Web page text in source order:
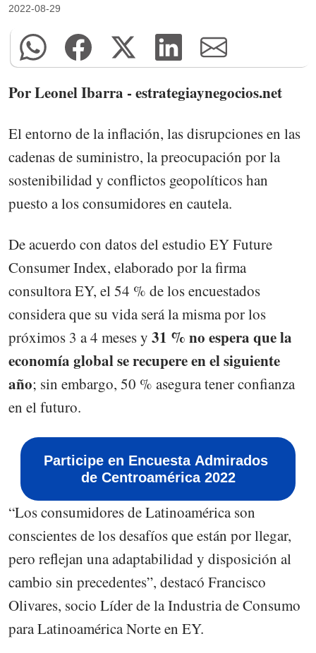
2022-08-29
Por Leonel Ibarra - estrategiaynegocios.net
El entorno de la inflación, las disrupciones en las
cadenas de suministro, la preocupación por la
sostenibilidad y conflictos geopolíticos han
puesto a los consumidores en cautela.
De acuerdo con datos del estudio EY Future
Consumer Index, elaborado por la firma
consultora EY, el 54 % de los encuestados
considera que su vida será la misma por los
próximos 3 a 4 meses y 31 % no espera que la
economía global se recupere en el siguiente
año; sin embargo, 50 % asegura tener confianza
en el futuro.
Participe en Encuesta Admirados
de Centroamérica 2022
“Los consumidores de Latinoamérica son
conscientes de los desafíos que están por llegar,
pero reflejan una adaptabilidad y disposición al
cambio sin precedentes”, destacó Francisco
Olivares, socio Líder de la Industria de Consumo
para Latinoamérica Norte en EY.